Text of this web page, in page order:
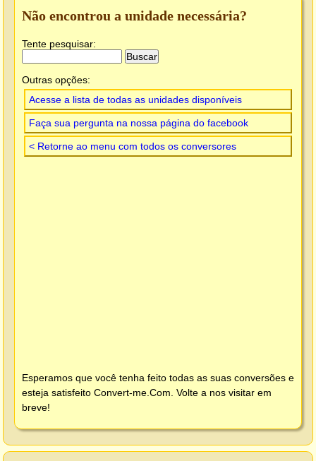
Não encontrou a unidade necessária?
Tente pesquisar:
Outras opções:
Acesse a lista de todas as unidades disponíveis
Faça sua pergunta na nossa página do facebook
< Retorne ao menu com todos os conversores
Esperamos que você tenha feito todas as suas conversões e
esteja satisfeito Convert-me.Com . Volte a nos visitar em
breve!